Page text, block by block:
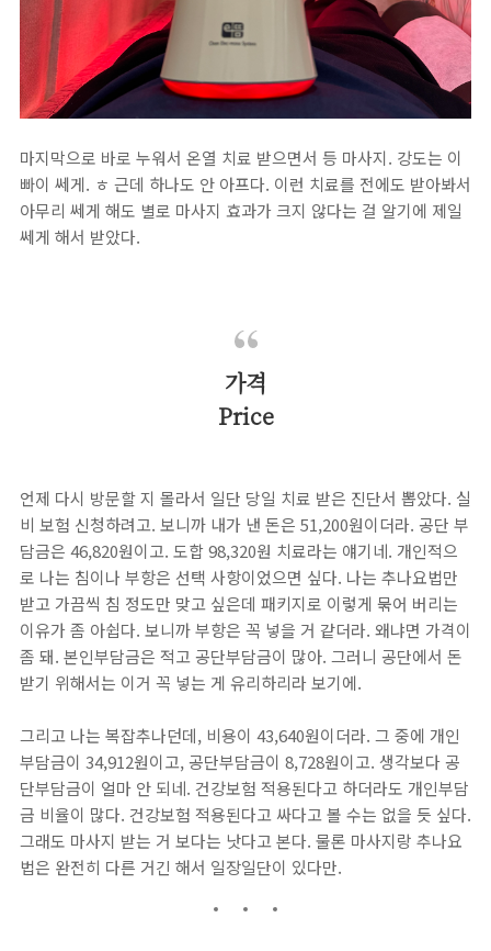
마지막으로 바로 누워서 온열 치료 받으면서 등 마사지. 강도는 이
빠이 쎄게. ㅎ 근데 하나도 안 아프다. 이런 치료를 전에도 받아봐서
아무리 쎄게 해도 별로 마사지 효과가 크지 않다는 걸 알기에 제일
쎄게 해서 받았다.
가격
Price
언제 다시 방문할 지 몰라서 일단 당일 치료 받은 진단서 뽑았다. 실
비 보험 신청하려고. 보니까 내가 낸 돈은 51,200원이더라. 공단 부
담금은 46,820원이고. 도합 98,320원 치료라는 얘기네. 개인적으
로 나는 침이나 부항은 선택 사항이었으면 싶다. 나는 추나요법만
받고 가끔씩 침 정도만 맞고 싶은데 패키지로 이렇게 묶어 버리는
이유가 좀 아쉽다. 보니까 부항은 꼭 넣을 거 같더라. 왜냐면 가격이
좀 돼. 본인부담금은 적고 공단부담금이 많아. 그러니 공단에서 돈
받기 위해서는 이거 꼭 넣는 게 유리하리라 보기에.
그리고 나는 복잡추나던데, 비용이 43,640원이더라. 그 중에 개인
부담금이 34,912원이고, 공단부담금이 8,728원이고. 생각보다 공
단부담금이 얼마 안 되네. 건강보험 적용된다고 하더라도 개인부담
금 비율이 많다. 건강보험 적용된다고 싸다고 볼 수는 없을 듯 싶다.
그래도 마사지 받는 거 보다는 낫다고 본다. 물론 마사지랑 추나요
법은 완전히 다른 거긴 해서 일장일단이 있다만.